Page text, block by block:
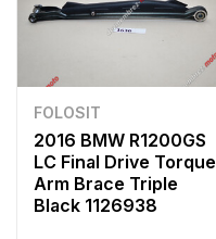
FOLOSIT
2016 BMW R1200GS
LC Final Drive Torque
Arm Brace Triple
Black 1126938